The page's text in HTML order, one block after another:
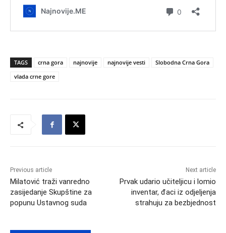
TAGS crna gora najnovije najnovije vesti
Slobodna Crna Gora
vlada crne gore
Previous article
Milatović traži vanredno
zasijedanje Skupštine za
popunu Ustavnog suda
Next article
Prvak udario učiteljicu i lomio
inventar, đaci iz odjeljenja
strahuju za bezbjednost